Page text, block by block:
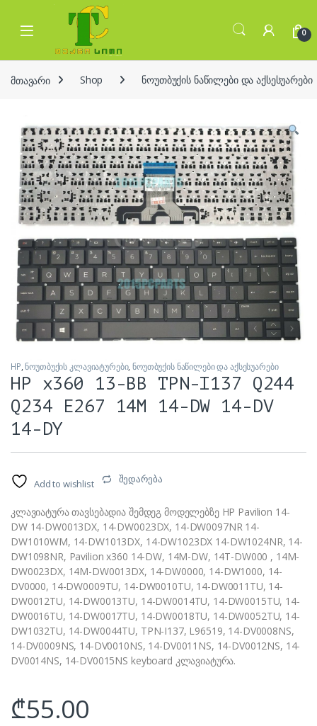
Skip to navigation
Skip to content
Open 0
მთავარი Shop ნოუთბუქის ნაწილები და აქსესუარები
HP,ნოუთბუქის კლავიატურები,ნოუთბუქის ნაწილები და აქსესუარები
HP x360 13-BB TPN-I137 Q244
Q234 E267 14M 14-DW 14-DV
14-DY
Add to wishlist შედარება
კლავიატურა თავსებადია შემდეგ მოდელებზე HP Pavilion 14-
DW 14-DW0013DX, 14-DW0023DX, 14-DW0097NR 14-
DW1010WM, 14-DW1013DX, 14-DW1023DX 14-DW1024NR, 14-
DW1098NR, Pavilion x360 14-DW, 14M-DW, 14T-DW000 , 14M-
DW0023DX, 14M-DW0013DX, 14-DW0000, 14-DW1000, 14-
DV0000, 14-DW0009TU, 14-DW0010TU, 14-DW0011TU, 14-
DW0012TU, 14-DW0013TU, 14-DW0014TU, 14-DW0015TU, 14-
DW0016TU, 14-DW0017TU, 14-DW0018TU, 14-DW0052TU, 14-
DW1032TU, 14-DW0044TU, TPN-I137, L96519, 14-DV0008NS,
14-DV0009NS, 14-DV0010NS, 14-DV0011NS, 14-DV0012NS, 14-
DV0014NS, 14-DV0015NS keyboard კლავიატურა.
₾55.00